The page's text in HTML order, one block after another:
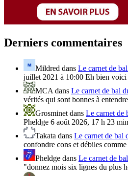
Derniers commentaires
Mildred dans Le carnet de
juillet 2021 à 10:00 Eh bien
MCA dans Le carnet de bal
vérités qui sont bonnes à
Grosminet dans Le carnet de
Pheldge 6 août 2026, 17 h 23
Takata dans Le carnet de bal
confondre cons et débiles
Pheldge dans Le carnet de
"donnez mois six lignes du plus